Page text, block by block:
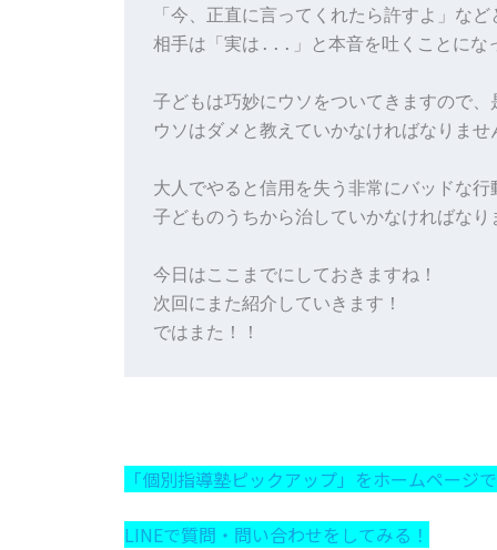
「今、正直に言ってくれたら許すよ」など
相手は「実は...」と本音を吐くことにな
子どもは巧妙にウソをついてきますので
ウソはダメと教えていかなければなりませ
大人でやると信用を失う非常にバッドな行
子どものうちから治していかなければなり
今日はここまでにしておきますね！
次回にまた紹介していきます！
ではまた！！
「個別指導塾ピックアップ」をホームページ
LINEで質問・問い合わせをしてみる！